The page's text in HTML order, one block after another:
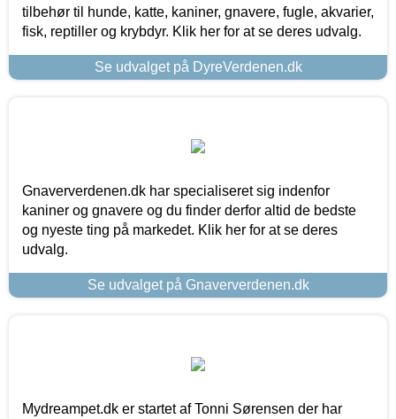
tilbehør til hunde, katte, kaniner, gnavere, fugle, akvarier,
fisk, reptiller og krybdyr. Klik her for at se deres udvalg.
Se udvalget på DyreVerdenen.dk
Gnaververdenen.dk har specialiseret sig indenfor
kaniner og gnavere og du finder derfor altid de bedste
og nyeste ting på markedet. Klik her for at se deres
udvalg.
Se udvalget på Gnaververdenen.dk
Mydreampet.dk er startet af Tonni Sørensen der har